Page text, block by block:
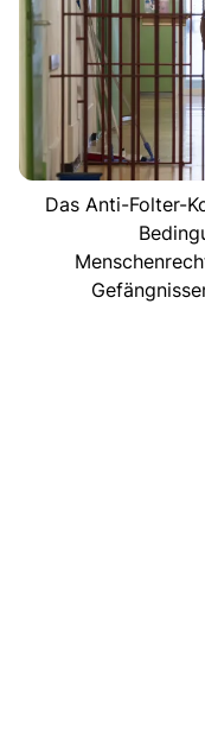
Das Anti-Folter-